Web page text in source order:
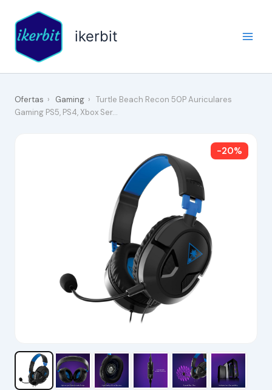
contenido
ikerbit
Ofertas › Gaming › Turtle Beach Recon 50P Auriculares
Gaming PS5, PS4, Xbox Ser…
-20%